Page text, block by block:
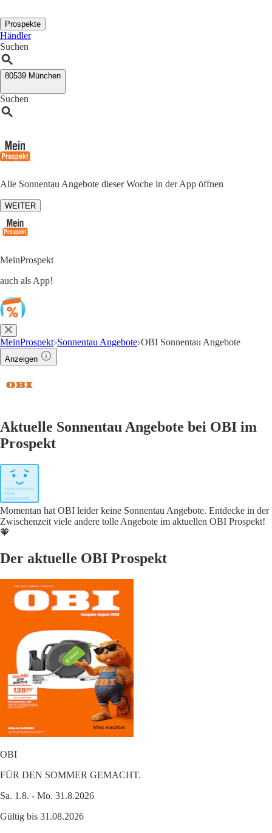
Prospekte
Händler
Suchen
80539 München
Suchen
Alle Sonnentau Angebote dieser Woche in der App öffnen
WEITER
MeinProspekt
auch als App!
MeinProspekt Sonnentau Angebote OBI Sonnentau Angebote
Anzeigen
Aktuelle Sonnentau Angebote bei OBI im
Prospekt
Momentan hat OBI leider keine Sonnentau Angebote. Entdecke in der
Zwischenzeit viele andere tolle Angebote im aktuellen OBI Prospekt!
🧡
Der aktuelle OBI Prospekt
OBI
FÜR DEN SOMMER GEMACHT.
Sa. 1.8. - Mo. 31.8.2026
Gültig bis 31.08.2026